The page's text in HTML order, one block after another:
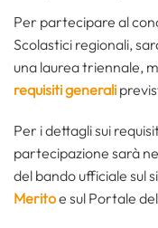
Per partecipare al
Scolastici regionali,
una laurea triennale,
requisiti generali
Per i dettagli sui
partecipazione sarà
del bando ufficiale sul
Meritoe sul Portale